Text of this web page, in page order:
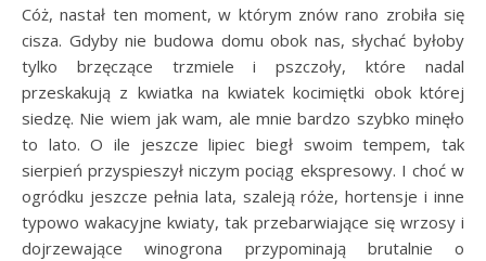
Cóż, nastał ten moment, w którym znów rano zrobiła się
cisza. Gdyby nie budowa domu obok nas, słychać byłoby
tylko brzęczące trzmiele i pszczoły, które nadal
przeskakują z kwiatka na kwiatek kocimiętki obok której
siedzę. Nie wiem jak wam, ale mnie bardzo szybko minęło
to lato. O ile jeszcze lipiec biegł swoim tempem, tak
sierpień przyspieszył niczym pociąg ekspresowy. I choć w
ogródku jeszcze pełnia lata, szaleją róże, hortensje i inne
typowo wakacyjne kwiaty, tak przebarwiające się wrzosy i
dojrzewające winogrona przypominają brutalnie o